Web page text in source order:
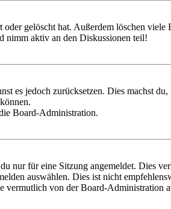
gelöscht hat. Außerdem löschen
nimm aktiv an den Diskussionen teil!
es jedoch zurücksetzen. Dies machst
Board-Administration.
nur für eine Sitzung angemeldet. Dies
auswählen. Dies ist nicht
vermutlich von der Board-Administration